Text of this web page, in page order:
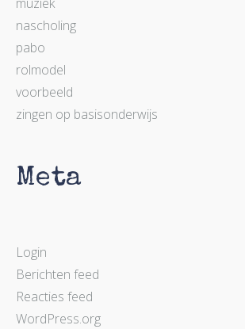
nascholing
pabo
rolmodel
voorbeeld
zingen op basisonderwijs
Meta
Login
Berichten feed
Reacties feed
WordPress.org